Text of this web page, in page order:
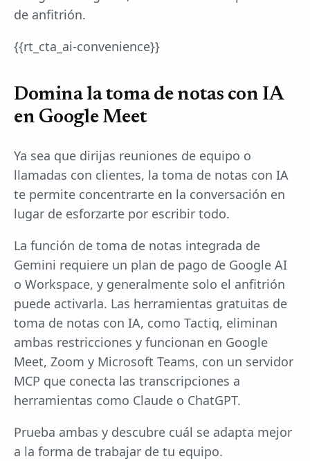
de anfitrión.
{{rt_cta_ai-convenience}}
Domina la toma de notas con IA
en Google Meet
Ya sea que dirijas reuniones de equipo o
llamadas con clientes, la toma de notas con IA
te permite concentrarte en la conversación en
lugar de esforzarte por escribir todo.
La función de toma de notas integrada de
Gemini requiere un plan de pago de Google AI
o Workspace, y generalmente solo el anfitrión
puede activarla. Las herramientas gratuitas de
toma de notas con IA, como Tactiq, eliminan
ambas restricciones y funcionan en Google
Meet, Zoom y Microsoft Teams, con un servidor
MCP que conecta las transcripciones a
herramientas como Claude o ChatGPT.
Prueba ambas y descubre cuál se adapta mejor
a la forma de trabajar de tu equipo.